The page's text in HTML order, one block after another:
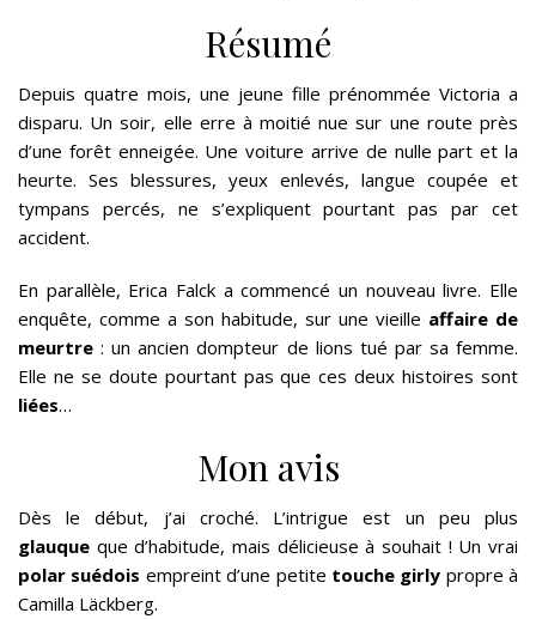
Résumé
Depuis quatre mois, une jeune fille prénommée Victoria a
disparu. Un soir, elle erre à moitié nue sur une route près
d’une forêt enneigée. Une voiture arrive de nulle part et la
heurte. Ses blessures, yeux enlevés, langue coupée et
tympans percés, ne s’expliquent pourtant pas par cet
accident.
En parallèle, Erica Falck a commencé un nouveau livre. Elle
enquête, comme a son habitude, sur une vieille affaire de
meurtre : un ancien dompteur de lions tué par sa femme.
Elle ne se doute pourtant pas que ces deux histoires sont
liées…
Mon avis
Dès le début, j’ai croché. L’intrigue est un peu plus
glauque que d’habitude, mais délicieuse à souhait ! Un vrai
polar suédois empreint d’une petite touche girly propre à
Camilla Läckberg.